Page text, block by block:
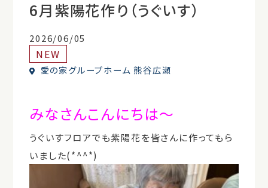
6月紫陽花作り（うぐいす）
2026/06/05
NEW
愛の家グループホーム 熊谷広瀬
みなさんこんにちは～
うぐいすフロアでも紫陽花を皆さんに作ってもら
いました(*^^*)